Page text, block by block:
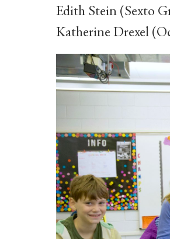
Edith Stein (Sexto
Katherine Drexel